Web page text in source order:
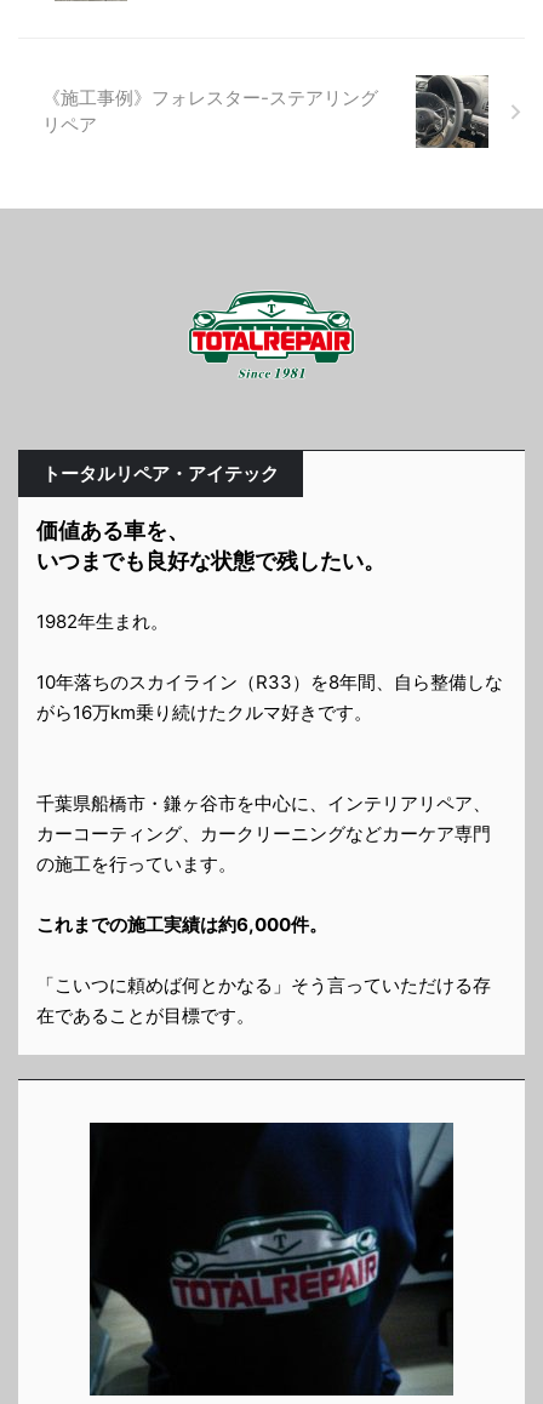
《施工事例》フォレスター-ステアリング
リペア
トータルリペア・アイテック
価値ある車を、
いつまでも良好な状態で残したい。
1982年生まれ。
10年落ちのスカイライン（R33）を8年間、自ら整備しな
がら16万km乗り続けたクルマ好きです。
千葉県船橋市・鎌ヶ谷市を中心に、インテリアリペア、
カーコーティング、カークリーニングなどカーケア専門
の施工を行っています。
これまでの施工実績は約6,000件。
「こいつに頼めば何とかなる」そう言っていただける存
在であることが目標です。